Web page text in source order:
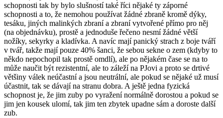
schopnosti tak by bylo slušností také říci nějaké ty záporné
schopnosti a to, že nemohou používat žádné zbraně kromě dýky,
tesáku, jiných malinkých zbraní a zbraní vytvořené přímo pro něj
(na objednávku), prostě a jednoduše řečeno nesmí žádné větší
nožíky, sekyrky a kladívka. A navíc mají panický strach z boje tváří
v tvář, takže mají pouze 40% šanci, že sebou sekne o zem (kdyby to
někdo nepochopil tak prostě omdlí), ale po nějakém čase se na to
může naučit být rezistentní, ale to záleží na PJovi a proto se drtivé
většiny válek neúčastní a jsou neutrální, ale pokud se nějaké už musí
účastnit, tak se dávají na stranu dobra. A ještě jedna fyzická
schopnost je, že jim zuby po vyražení normálně dorostou a pokud se
jim jen kousek ulomí, tak jim ten zbytek upadne sám a doroste další
zub.